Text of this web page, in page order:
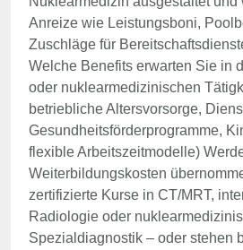
Anreize wie Leistungsboni,
Zuschläge für
Welche Benefits erwarten Sie in
oder nuklearmedizinischen
betriebliche Altersvorsorge,
Gesundheitsförderprogramme,
flexible Arbeitszeitmodelle)
Weiterbildungskosten
zertifizierte Kurse in CT/MRT,
Radiologie oder
Spezialdiagnostik – oder stehen